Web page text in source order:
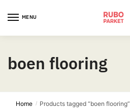
MENU
boen flooring
Home / Products tagged “boen flooring”